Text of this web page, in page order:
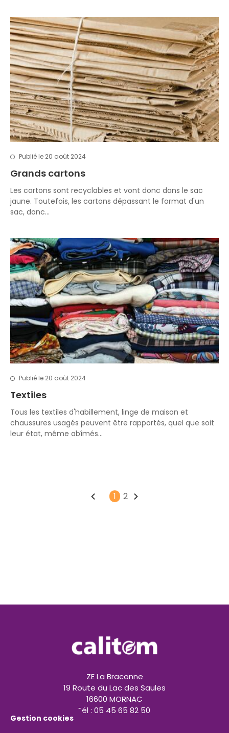
Publié le 20 août 2024
Grands cartons
Les cartons sont recyclables et vont donc dans le sac
jaune. Toutefois, les cartons dépassant le format d'un
sac, donc…
Publié le 20 août 2024
Textiles
Tous les textiles d'habillement, linge de maison et
chaussures usagés peuvent être rapportés, quel que soit
leur état, même abîmés…
1 2
ZE La Braconne
19 Route du Lac des Saules
16600 MORNAC
Tél : 05 45 65 82 50
Gestion cookies